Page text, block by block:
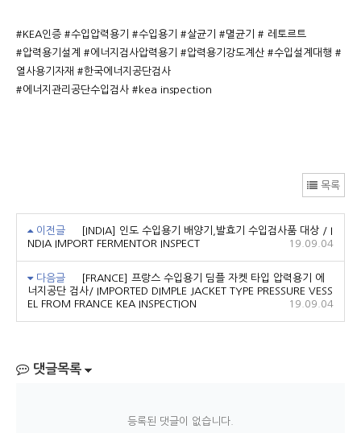
#KEA인증 #수입압력용기 #수입용기 #살균기 #멸균기 # 레토르트
#압력용기설계 #에너지검사압력용기 #압력용기강도계산 #수입설계대행 #
열사용기자재 #한국에너지공단검사
#에너지관리공단수입검사 #kea inspection
목록
이전글
[INDIA] 인도 수입용기 배양기,발효기 수입검사품 대상 / I
NDIA IMPORT FERMENTOR INSPECT
19.09.04
다음글
[FRANCE] 프랑스 수입용기 딤플 자켓 타입 압력용기 에
너지공단 검사/ IMPORTED DIMPLE JACKET TYPE PRESSURE VESS
EL FROM FRANCE KEA INSPECTION
19.09.04
댓글목록
등록된 댓글이 없습니다.